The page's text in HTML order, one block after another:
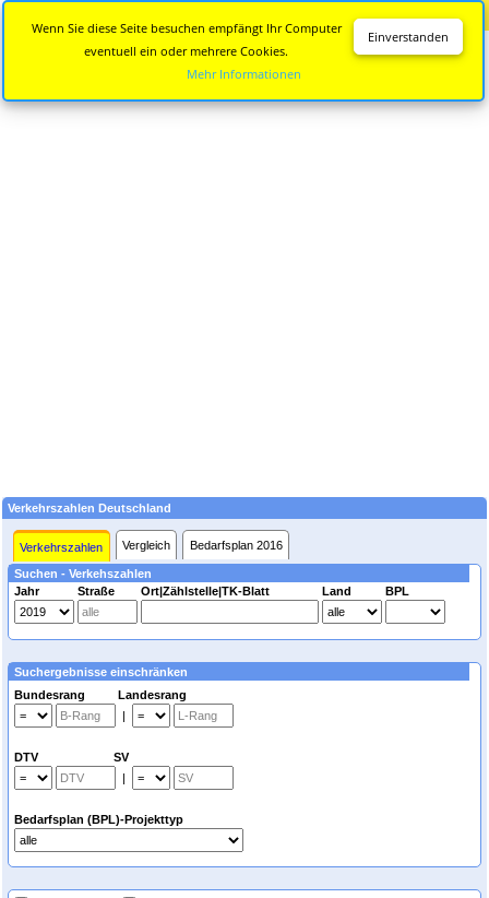
Verkehrszahlen Deutschland
Verkehrszahlen Vergleich Bedarfsplan 2016
Suchen - Verkehszahlen
Jahr
Straße Ort|Zählstelle|TK-Blatt Land BPL
Suchergebnisse einschränken
Bundesrang Landesrang
|
DTV SV
|
Bedarfsplan (BPL)-Projekttyp
Einverstanden
Wenn Sie diese Seite besuchen empfängt Ihr Computer
eventuell ein oder mehrere Cookies.
Mehr Informationen